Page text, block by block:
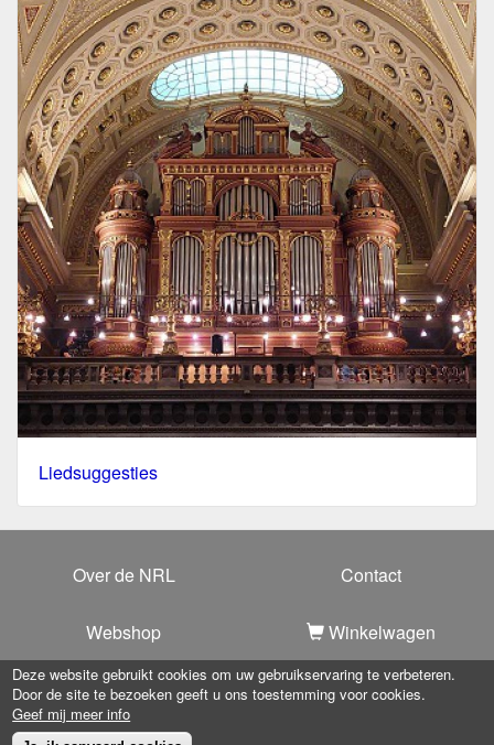
Liedsuggesties
Over de NRL Contact
Webshop Winkelwagen
Copyright 2025 - Nationale Raad voor Liturgie-Privacy
Deze website gebruikt cookies om uw gebruikservaring te verbeteren.
Door de site te bezoeken geeft u ons toestemming voor cookies.
Geef mij meer info